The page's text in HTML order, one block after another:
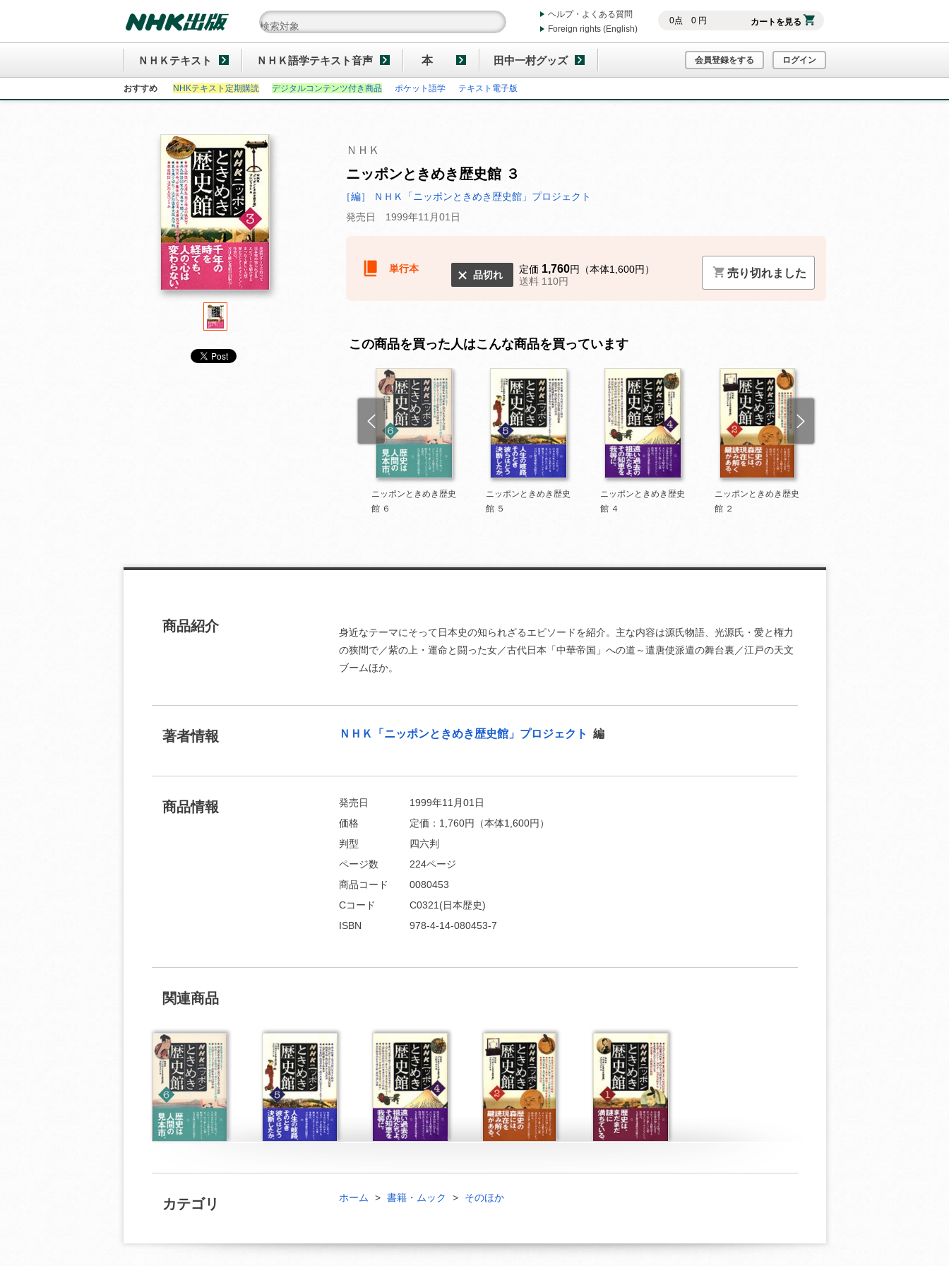
0点 0円 カートを見る
ヘルプ・よくある質問
Foreign rights (English)
ＮＨＫテキスト ＮＨＫ語学テキスト音声 本 田中一村グッズ 会員登録をする ログイン
おすすめ NHKテキスト定期購読 デジタルコンテンツ付き商品 ポケット語学 テキスト電子版
他にも商品を買う
ＮＨＫ
ニッポンときめき歴史館 ３
［編］ ＮＨＫ「ニッポンときめき歴史館」プロジェクト
発売日 1999年11月01日
単行本
品切れ 定価 1,760円（本体1,600円）
送料 110円
売り切れました
この商品を買った人はこんな商品を買っています
ニッポンときめき歴史
館 ６
ニッポンときめき歴史
館 ５
ニッポンときめき歴史
館 ４
ニッポンときめき歴史
館 ２
商品紹介
身近なテーマにそって日本史の知られざるエピソードを紹介。主な内容は源氏物語、光源氏・愛と権力
の狭間で／紫の上・運命と闘った女／古代日本「中華帝国」への道～遣唐使派遣の舞台裏／江戸の天文
ブームほか。
著者情報 ＮＨＫ「ニッポンときめき歴史館」プロジェクト 編
商品情報 発売日
1999年11月01日
価格
定価： 1,760円（本体1,600円）
判型
四六判
ページ数
224ページ
商品コード
0080453
Cコード
C0321(日本歴史)
ISBN
978-4-14-080453-7
関連商品
カテゴリ ホーム 書籍・ムック そのほか